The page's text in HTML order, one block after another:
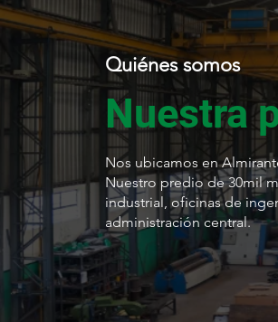
Quiénes somos
Nuestra
Nos ubicamos en
Nuestro predio de 30mil
industrial, oficinas de
administración central.
30.000m2